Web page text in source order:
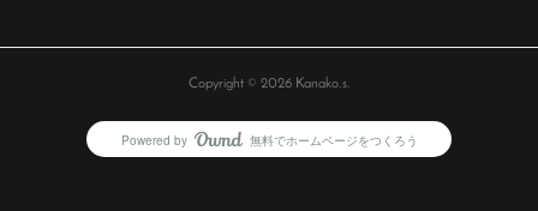
Copyright © 2026 Kanako.s.
Powered by AmebaOwnd
無料でホームページをつくろう